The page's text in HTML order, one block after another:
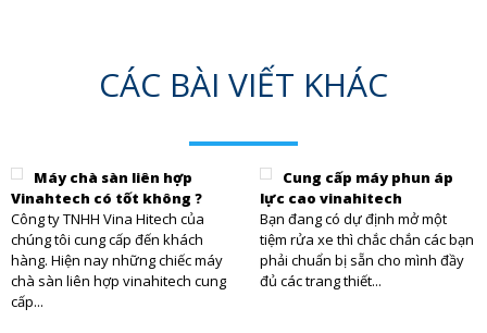
CÁC BÀI VIẾT KHÁC
Máy chà sàn liên hợp
Vinahtech có tốt không ?
Công ty TNHH Vina Hitech của
chúng tôi cung cấp đến khách
hàng. Hiện nay những chiếc máy
chà sàn liên hợp vinahitech cung
cấp...
Cung cấp máy phun áp
lực cao vinahitech
Bạn đang có dự định mở một
tiệm rửa xe thì chắc chắn các bạn
phải chuẩn bị sẵn cho mình đầy
đủ các trang thiết...